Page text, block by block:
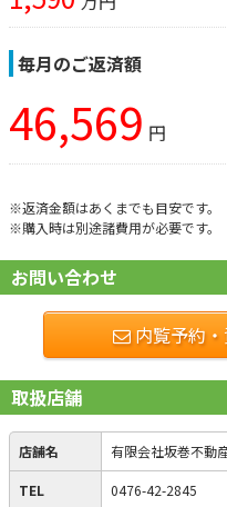
毎月のご返済額
46,569 円
※返済金額はあくまでも目安です。
※購入時は別途諸費用が必要です。
お問い合わせ
内覧予約・
取扱店舗
店舗名 有限会社坂巻不動
TEL 0476-42-2845